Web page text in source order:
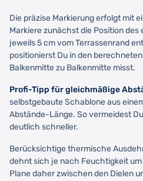
Die präzise Markierung erfolgt mit
Markiere zunächst die Position des
jeweils 5 cm vom Terrassenrand
positionierst Du in den
Balkenmitte zu Balkenmitte misst.
Profi-Tipp für gleichmäßige
selbstgebaute Schablone aus
Abstände-Länge. So vermeidest
deutlich schneller.
Berücksichtige thermische
dehnt sich je nach Feuchtigkeit um
Plane daher zwischen den Dielen